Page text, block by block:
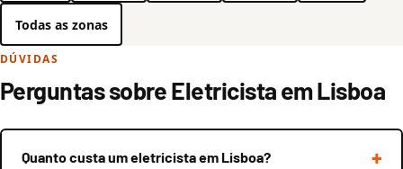
Todas as zonas
DÚVIDAS
Perguntas sobre Eletricista em Lisboa
Quanto custa um eletricista em Lisboa?